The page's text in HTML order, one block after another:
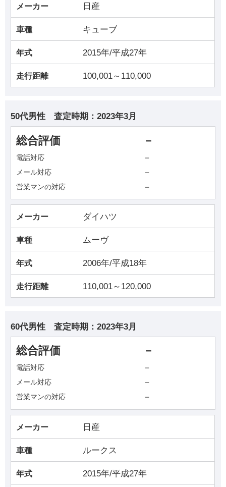
メーカー 日産
車種 キューブ
年式 2015年/平成27年
走行距離 100,001～110,000
50代男性 査定時期： 2023年3月
総合評価 －
電話対応 －
メール対応 －
営業マンの対応 －
メーカー ダイハツ
車種 ムーヴ
年式 2006年/平成18年
走行距離 110,001～120,000
60代男性 査定時期： 2023年3月
総合評価 －
電話対応 －
メール対応 －
営業マンの対応 －
メーカー 日産
車種 ルークス
年式 2015年/平成27年